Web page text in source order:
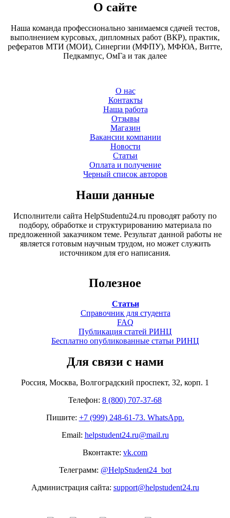
О сайте
Наша команда профессионально занимаемся сдачей тестов,
выполнением курсовых, дипломных работ (ВКР), практик,
рефератов МТИ (МОИ), Синергии (МФПУ), МФЮА, Витте,
Педкампус, ОмГа и так далее
О нас
Контакты
Наша работа
Отзывы
Магазин
Вакансии компании
Новости
Статьи
Оплата и получение
Черный список авторов
Наши данные
Исполнители сайта HelpStudentu24.ru проводят работу по
подбору, обработке и структурированию материала по
предложенной заказчиком теме. Результат данной работы не
является готовым научным трудом, но может служить
источником для его написания.
Полезное
Статьи
Справочник для студента
FAQ
Публикация статей РИНЦ
Бесплатно опубликованные статьи РИНЦ
Для связи с нами
Россия, Москва, Волгоградский проспект, 32, корп. 1
Телефон: 8 (800) 707-37-68
Пишите: +7 (999) 248-61-73. WhatsApp.
Email: helpstudent24.ru@mail.ru
Вконтакте: vk.com
Телеграмм: @HelpStudent24_bot
Администрация сайта: support@helpstudent24.ru